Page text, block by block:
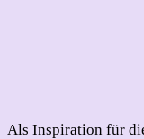
Als Inspiration für